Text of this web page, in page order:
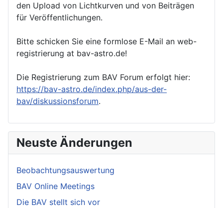
den Upload von Lichtkurven und von Beiträgen
für Veröffentlichungen.
Bitte schicken Sie eine formlose E-Mail an web-
registrierung at bav-astro.de!
Die Registrierung zum BAV Forum erfolgt hier:
https://bav-astro.de/index.php/aus-der-
bav/diskussionsforum.
Neuste Änderungen
Beobachtungsauswertung
BAV Online Meetings
Die BAV stellt sich vor